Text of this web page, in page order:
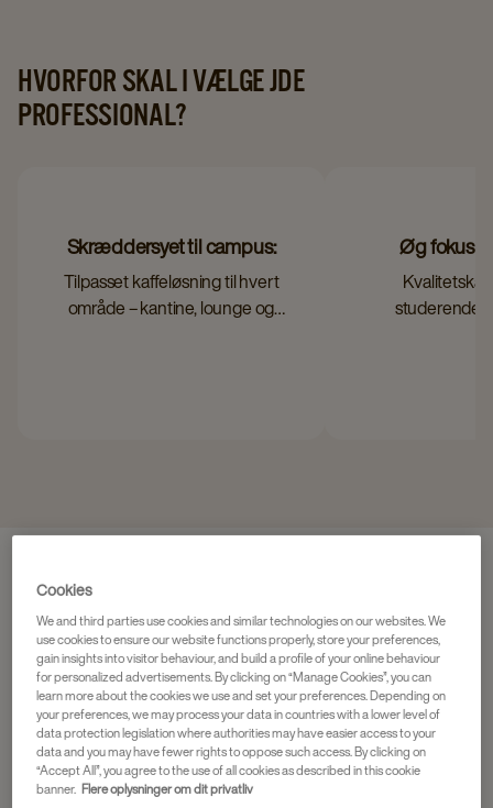
HVORFOR SKAL I VÆLGE JDE
PROFESSIONAL?
Skræddersyet til campus:
Tilpasset kaffeløsning til hvert
område – kantine, lounge og
Øg fokus
studerende
Cookies
We and third parties use cookies and similar technologies on our websites. We
use cookies to ensure our website functions properly, store your preferences,
gain insights into visitor behaviour, and build a profile of your online behaviour
for personalized advertisements. By clicking on “Manage Cookies”, you can
learn more about the cookies we use and set your preferences. Depending on
your preferences, we may process your data in countries with a lower level of
data protection legislation where authorities may have easier access to your
data and you may have fewer rights to oppose such access. By clicking on
“Accept All”, you agree to the use of all cookies as described in this cookie
banner. Flere oplysninger om dit privatliv